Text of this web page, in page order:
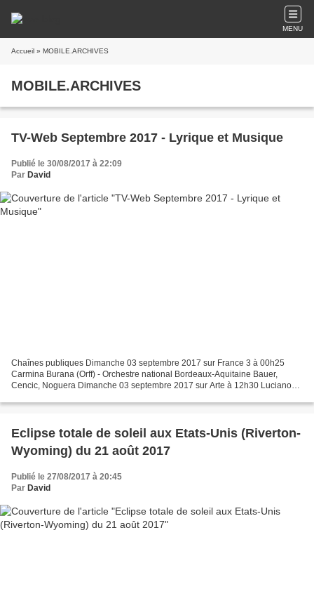
MENU
Accueil » MOBILE.ARCHIVES
MOBILE.ARCHIVES
TV-Web Septembre 2017 - Lyrique et Musique
Publié le 30/08/2017 à 22:09
Par David
Chaînes publiques Dimanche 03 septembre 2017 sur France 3 à 00h25
Carmina Burana (Orff) - Orchestre national Bordeaux-Aquitaine Bauer,
Cencic, Noguera Dimanche 03 septembre 2017 sur Arte à 12h30 Luciano
Eclipse totale de soleil aux Etats-Unis (Riverton-
Wyoming) du 21 août 2017
Publié le 27/08/2017 à 20:45
Par David